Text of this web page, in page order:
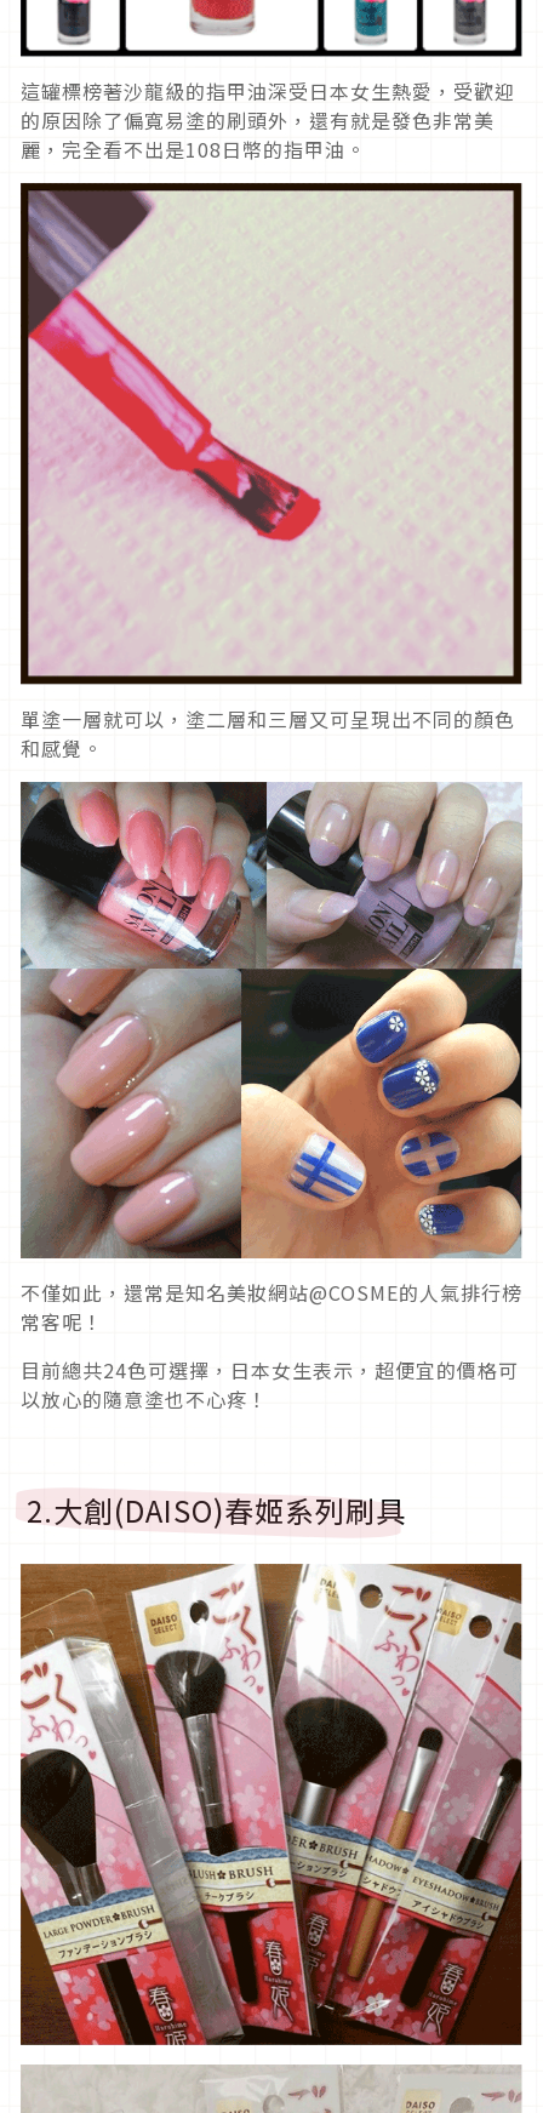
這罐標榜著沙龍級的指甲油深受日本女生熱愛，受歡迎
的原因除了偏寬易塗的刷頭外，還有就是發色非常美
麗，完全看不出是108日幣的指甲油。
單塗一層就可以，塗二層和三層又可呈現出不同的顏色
和感覺。
不僅如此，還常是知名美妝網站@COSME的人氣排行榜
常客呢！
目前總共24色可選擇，日本女生表示，超便宜的價格可
以放心的隨意塗也不心疼！
2.大創(DAISO)春姬系列刷具